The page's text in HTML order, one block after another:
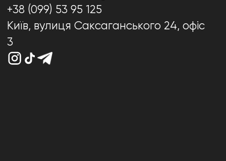
+38 (099) 53 95 125
Київ, вулиця Саксаганського 24, офіс
3